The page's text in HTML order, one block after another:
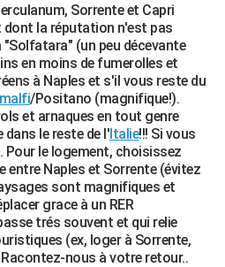
Sorrente et Capri
la réputation n'est pas
(un peu décevante
en moins de fumerolles et
à Naples et s'il vous reste du
/Positano (magnifique!).
et arnaques en tout genre
dans le reste de l'Italie!!! Si vous
Pour le logement, choisissez
Naples et Sorrente (évitez
sont magnifiques et
grace à un RER
trés souvent et qui relie
(ex, loger à Sorrente,
nous à votre retour..